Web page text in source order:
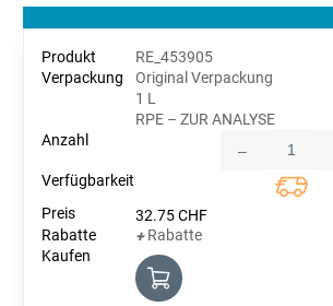
RE_453905
Original Verpackung
1 L
RPE – ZUR ANALYSE
–
32.75CHF
+Rabatte